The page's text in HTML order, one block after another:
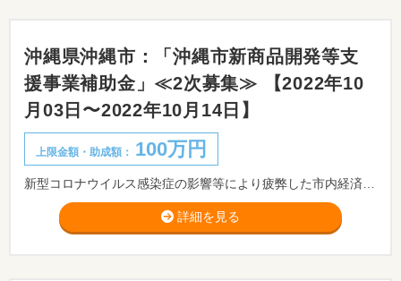
沖縄県沖縄市：「沖縄市新商品開発等支
援事業補助金」≪2次募集≫ 【2022年10
月03日〜2022年10月14日】
上限金額・助成額： 100万円
詳細を見る